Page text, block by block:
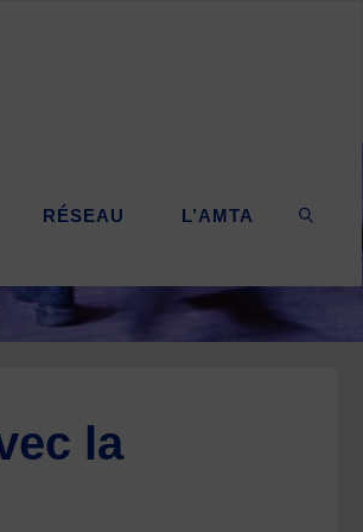
RÉSEAU L’AMTA
la